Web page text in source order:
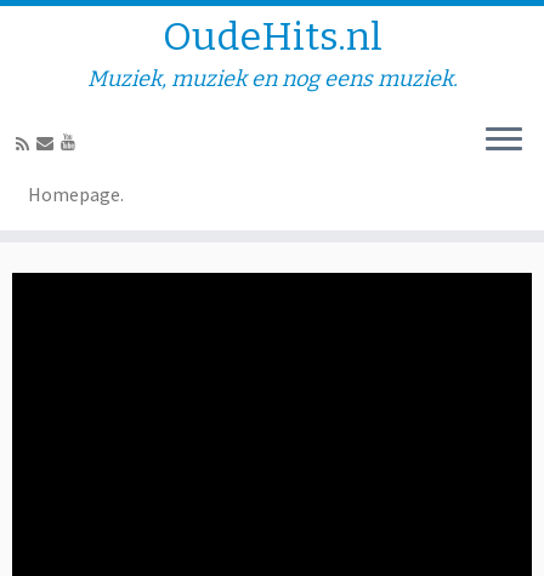
OudeHits.nl
Muziek, muziek en nog eens muziek.
Homepage.